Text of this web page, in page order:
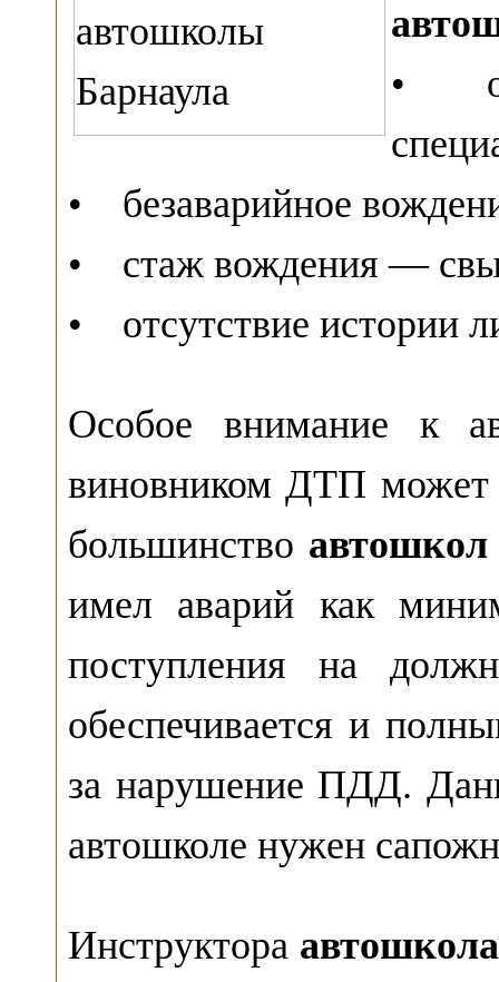
•
• безаварийное
• стаж вождения —
• отсутствие истории
Особое внимание к
виновником ДТП может
большинство
имел аварий как
поступления на
обеспечивается и
за нарушение ПДД.
автошколе нужен
Инструктора